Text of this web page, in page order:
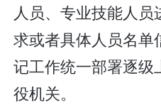
人员、专业技能人
求或者具体人员名单
记工作统一部署逐级
役机关。